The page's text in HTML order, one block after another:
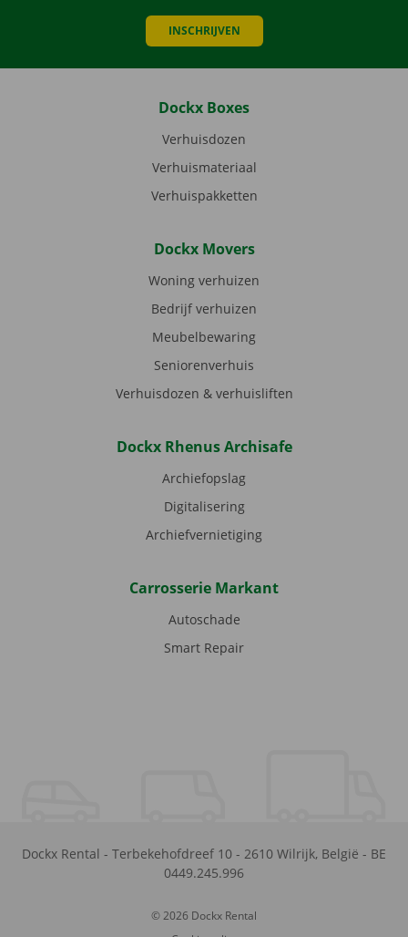
INSCHRIJVEN
Dockx Boxes
Verhuisdozen
Verhuismateriaal
Verhuispakketten
Dockx Movers
Woning verhuizen
Bedrijf verhuizen
Meubelbewaring
Seniorenverhuis
Verhuisdozen & verhuisliften
Dockx Rhenus Archisafe
Archiefopslag
Digitalisering
Archiefvernietiging
Carrosserie Markant
Autoschade
Smart Repair
Dockx Rental - Terbekehofdreef 10 - 2610 Wilrijk, België - BE
0449.245.996
© 2026 Dockx Rental